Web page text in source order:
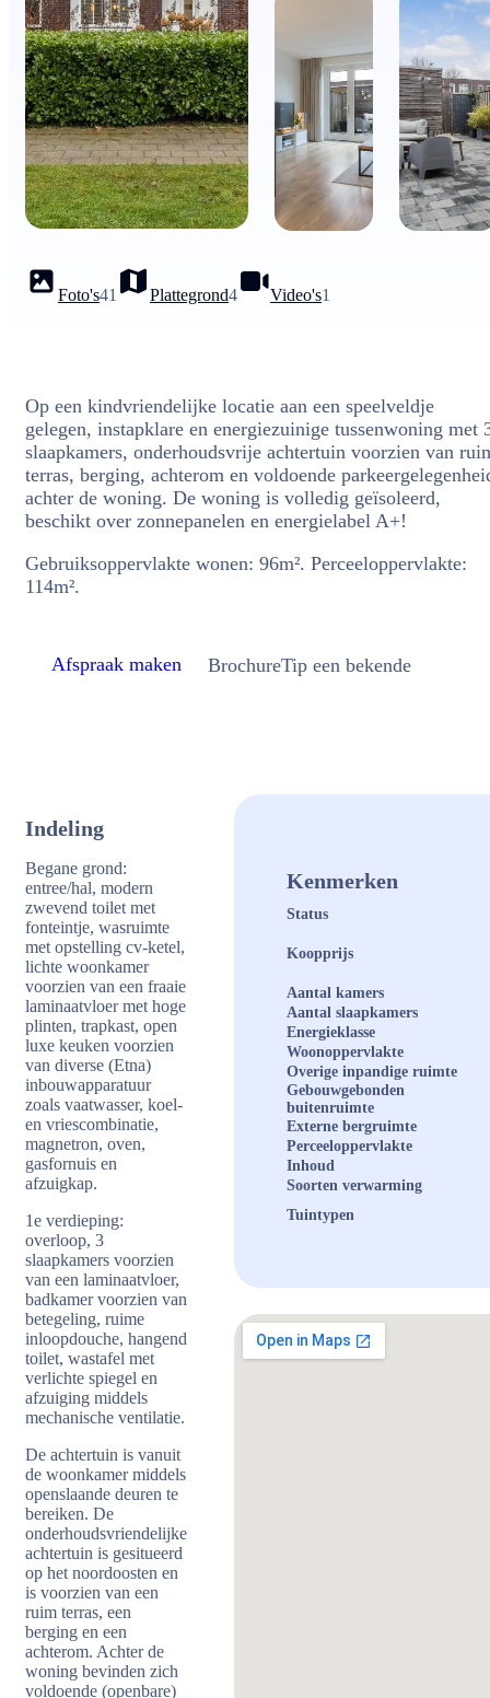
Foto's41 Plattegrond4 Video's1
Op een kindvriendelijke locatie aan een speelveldje
gelegen, instapklare en energiezuinige tussenwoning met
slaapkamers, onderhoudsvrije achtertuin voorzien van
terras, berging, achterom en voldoende
achter de woning. De woning is volledig geïsoleerd,
beschikt over zonnepanelen en energielabel A+!
Gebruiksoppervlakte wonen: 96m². Perceeloppervlakte:
114m².
Afspraak maken BrochureTip een bekende
Indeling
Begane grond:
entree/hal, modern
zwevend toilet met
fonteintje, wasruimte
met opstelling cv-ketel,
lichte woonkamer
voorzien van een fraaie
laminaatvloer met hoge
plinten, trapkast, open
luxe keuken voorzien
van diverse (Etna)
inbouwapparatuur
zoals vaatwasser, koel-
en vriescombinatie,
magnetron, oven,
gasfornuis en
afzuigkap.
1e verdieping:
overloop, 3
slaapkamers voorzien
van een laminaatvloer,
badkamer voorzien van
betegeling, ruime
inloopdouche, hangend
toilet, wastafel met
verlichte spiegel en
afzuiging middels
mechanische ventilatie.
De achtertuin is vanuit
de woonkamer middels
openslaande deuren te
bereiken. De
onderhoudsvriendelijke
achtertuin is gesitueerd
op het noordoosten en
is voorzien van een
ruim terras, een
berging en een
achterom. Achter de
woning bevinden zich
voldoende (openbare)
Kenmerken
Status
Koopprijs
Aantal kamers
Aantal slaapkamers
Energieklasse
Woonoppervlakte
Overige inpandige ruimte
Gebouwgebonden
buitenruimte
Externe bergruimte
Perceeloppervlakte
Inhoud
Soorten verwarming
Tuintypen